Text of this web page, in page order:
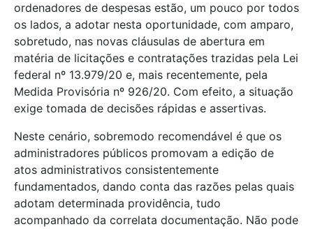
ordenadores de despesas estão, um pouco por todos
os lados, a adotar nesta oportunidade, com amparo,
sobretudo, nas novas cláusulas de abertura em
matéria de licitações e contratações trazidas pela Lei
federal nº 13.979/20 e, mais recentemente, pela
Medida Provisória nº 926/20. Com efeito, a situação
exige tomada de decisões rápidas e assertivas.
Neste cenário, sobremodo recomendável é que os
administradores públicos promovam a edição de
atos administrativos consistentemente
fundamentados, dando conta das razões pelas quais
adotam determinada providência, tudo
acompanhado da correlata documentação. Não pode